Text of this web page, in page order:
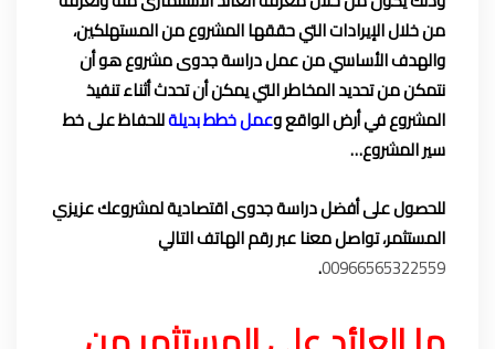
من خلال الإيرادات التي حققها المشروع من المستهلكين،
والهدف الأساسي من عمل دراسة جدوى مشروع هو أن
نتمكن من تحديد المخاطر التي يمكن أن تحدث أثناء تنفيذ
المشروع في أرض الواقع وعمل خطط بديلةللحفاظ على خط
سير المشروع…
للحصول على أفضل دراسة جدوى اقتصادية لمشروعك عزيزي
المستثمر، تواصل معنا عبر رقم الهاتف التالي
00966565322559
.